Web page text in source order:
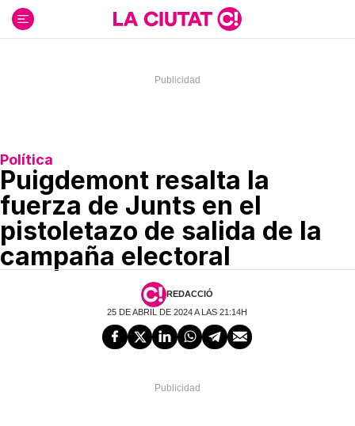
contenido
Política
Puigdemont resalta la
fuerza de Junts en el
pistoletazo de salida de la
campaña electoral
REDACCIÓ
25 DE ABRIL DE 2024 A LAS 21:14H